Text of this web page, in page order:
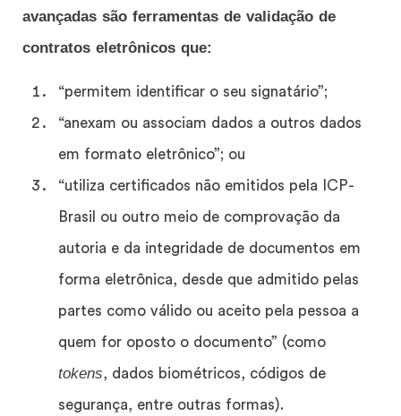
avançadas são ferramentas de validação de
contratos eletrônicos que:
“permitem identificar o seu signatário”;
“anexam ou associam dados a outros dados
em formato eletrônico”; ou
“utiliza certificados não emitidos pela ICP-
Brasil ou outro meio de comprovação da
autoria e da integridade de documentos em
forma eletrônica, desde que admitido pelas
partes como válido ou aceito pela pessoa a
quem for oposto o documento” (como
tokens, dados biométricos, códigos de
segurança, entre outras formas).